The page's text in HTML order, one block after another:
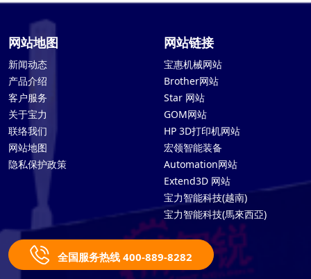
网站地图
新闻动态
产品介绍
客户服务
关于宝力
联络我们
网站地图
隐私保护政策
网站链接
宝惠机械网站
Brother网站
Star 网站
GOM网站
HP 3D打印机网站
宏领智能装备
Automation网站
Extend3D 网站
宝力智能科技(越南)
宝力智能科技(馬來西亞)
全国服务热线 400-889-8282